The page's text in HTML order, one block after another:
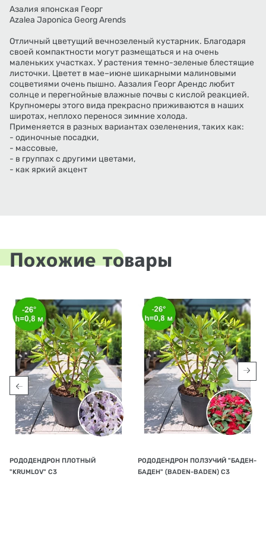
Азалия японская Георг
Azalea Japonica Georg Arends
Отличный цветущий вечнозеленый кустарник. Благодаря
своей компактности могут размещаться и на очень
маленьких участках. У растения темно-зеленые блестящие
листочки. Цветет в мае–июне шикарными малиновыми
соцветиями очень пышно. Аазалия Георг Арендс любит
солнце и перегнойные влажные почвы с кислой реакцией.
Крупномеры этого вида прекрасно приживаются в наших
широтах, неплохо перенося зимние холода.
Применяется в разных вариантах озеленения, таких как:
- одиночные посадки,
- массовые,
- в группах с другими цветами,
- как яркий акцент
Похожие товары
РОДОДЕНДРОН ПЛОТНЫЙ
"KRUMLOV" С3
РОДОДЕНДРОН ПОЛЗУЧИЙ "БАДЕН-
БАДЕН" (BADEN-BADEN) C3